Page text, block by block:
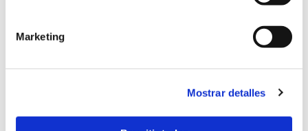
Marketing
Mostrar detalles